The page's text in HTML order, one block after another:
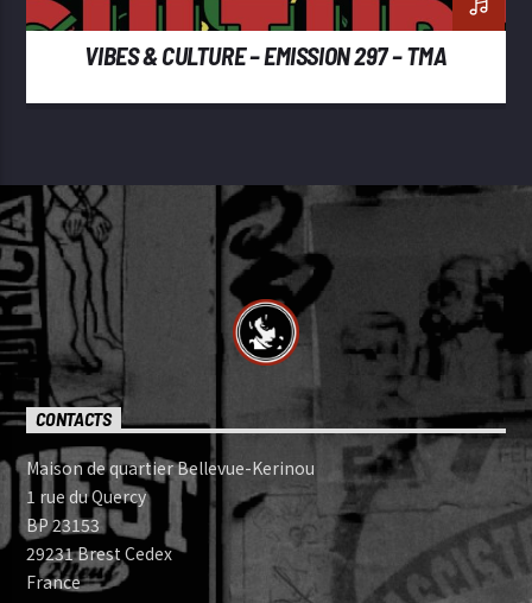
VIBES & CULTURE – EMISSION 297 – TMA
CONTACTS
Maison de quartier Bellevue-Kerinou
1 rue du Quercy
BP 23153
29231 Brest Cedex
France